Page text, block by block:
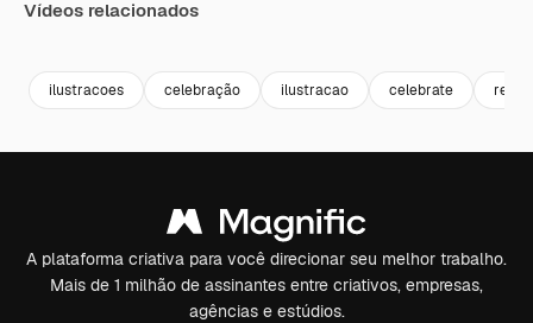
Vídeos relacionados
ilustracoes celebração ilustracao celebrate
A plataforma criativa para você direcionar seu melhor trabalho.
Mais de 1 milhão de assinantes entre criativos, empresas,
agências e estúdios.